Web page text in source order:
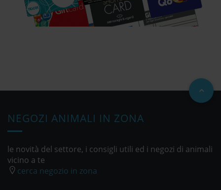
NEGOZI ANIMALI IN ZONA
le novità del settore, i consigli utili ed i negozi di animali
vicino a te
cerca negozio in zona